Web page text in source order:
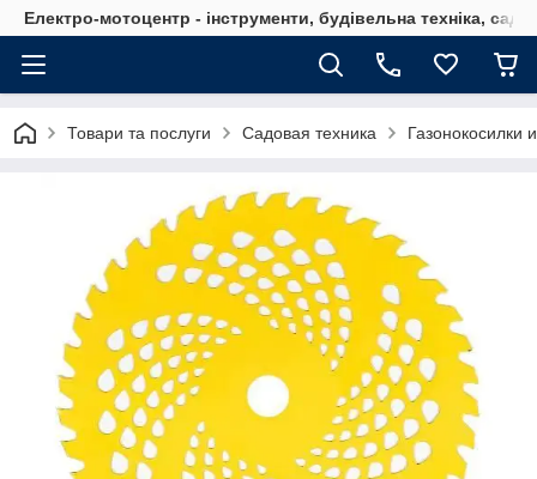
Електро-мотоцентр - інструменти, будівельна техніка,
Товари та послуги Садовая техника Газонокосилки